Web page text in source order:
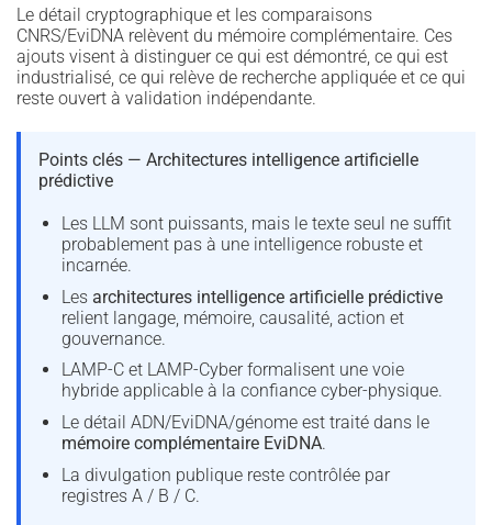
Le détail cryptographique et les comparaisons
CNRS/EviDNA relèvent du mémoire complémentaire. Ces
ajouts visent à distinguer ce qui est démontré, ce qui est
industrialisé, ce qui relève de recherche appliquée et ce qui
reste ouvert à validation indépendante.
Points clés — Architectures intelligence artificielle
prédictive
Les LLM sont puissants, mais le texte seul ne suffit
probablement pas à une intelligence robuste et
incarnée.
Les architectures intelligence artificielle prédictive
relient langage, mémoire, causalité, action et
gouvernance.
LAMP-C et LAMP-Cyber formalisent une voie
hybride applicable à la confiance cyber-physique.
Le détail ADN/EviDNA/génome est traité dans le
mémoire complémentaire EviDNA.
La divulgation publique reste contrôlée par
registres A / B / C.